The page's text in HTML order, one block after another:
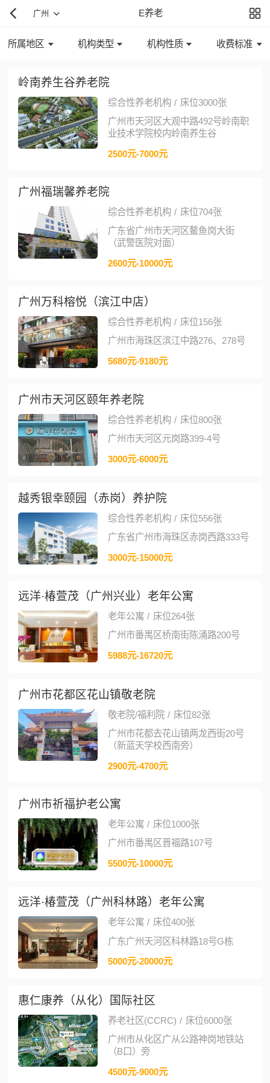
广州 E养老
所属地区 机构类型 机构性质 收费标准
岭南养生谷养老院
综合性养老机构 / 床位3000张
广州市天河区大观中路492号岭南职
业技术学院校内岭南养生谷
2500元-7000元
广州福瑞馨养老院
综合性养老机构 / 床位704张
广东省广州市天河区鳌鱼岗大街
（武警医院对面）
2600元-10000元
广州万科榕悦（滨江中店）
综合性养老机构 / 床位156张
广州市海珠区滨江中路276、278号
5680元-9180元
广州市天河区颐年养老院
综合性养老机构 / 床位800张
广州市天河区元岗路399-4号
3000元-6000元
越秀银幸颐园（赤岗）养护院
综合性养老机构 / 床位556张
广东省广州市海珠区赤岗西路333号
3000元-15000元
远洋·椿萱茂（广州兴业）老年公寓
老年公寓 / 床位264张
广州市番禺区桥南街陈涌路200号
5988元-16720元
广州市花都区花山镇敬老院
敬老院/福利院 / 床位82张
广州市花都去花山镇两龙西街20号
（新蓝天学校西南旁）
2900元-4700元
广州市祈福护老公寓
老年公寓 / 床位1000张
广州市番禺区晋福路107号
5500元-10000元
远洋·椿萱茂（广州科林路）老年公寓
老年公寓 / 床位400张
广东广州天河区科林路18号G栋
5000元-20000元
惠仁康养（从化）国际社区
养老社区(CCRC) / 床位6000张
广州市从化区广从公路神岗地铁站
（B口）旁
4500元-9000元